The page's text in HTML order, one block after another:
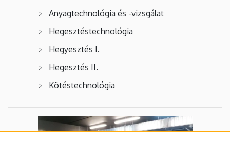
Anyagtechnológia és -vizsgálat
Hegesztéstechnológia
Hegyesztés I.
Hegesztés II.
Kötéstechnológia